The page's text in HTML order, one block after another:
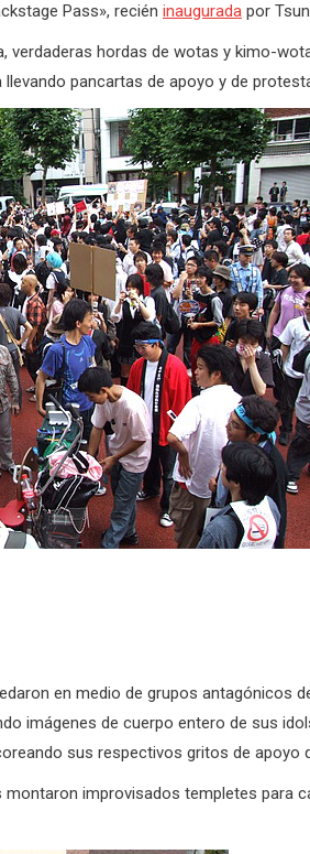
Pass», recién inaugurada por
hordas de wotas y kimo-
pancartas de apoyo y de
en medio de grupos antagónicos
imágenes de cuerpo entero de sus
sus respectivos gritos de apoyo
improvisados templetes para